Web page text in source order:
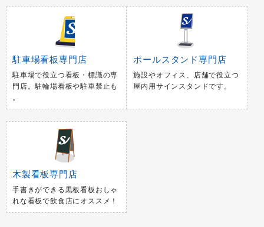
駐車場看板専門店
駐車場で役立つ看板・標識の専
門店。駐輪場看板や駐車禁止も
。
ポールスタンド専門店
施設やオフィス、店舗で役立つ
屋内用サインスタンドです。
木製看板専門店
手書きができる黒板看板おしゃ
れな看板で飲食店にオススメ！